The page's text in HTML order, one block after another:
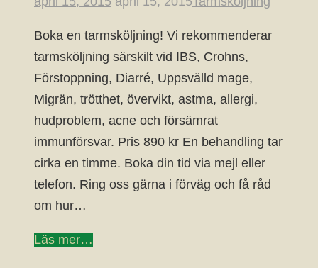
Boka en tarmsköljning! Vi rekommenderar
tarmsköljning särskilt vid IBS, Crohns,
Förstoppning, Diarré, Uppsvälld mage,
Migrän, trötthet, övervikt, astma, allergi,
hudproblem, acne och försämrat
immunförsvar. Pris 890 kr En behandling tar
cirka en timme. Boka din tid via mejl eller
telefon. Ring oss gärna i förväg och få råd
om hur…
Läs mer…